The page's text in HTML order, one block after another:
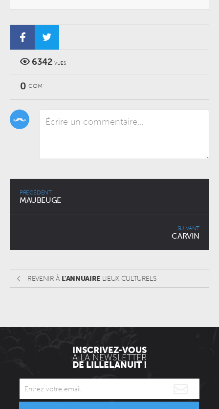
6342 VUES
0 COM'
PRÉCÉDENT
MAUBEUGE
SUIVANT
CARVIN
REVENIR À L'ANNUAIRE LIEUX CULTURELS
INSCRIVEZ-VOUS
À LA NEWSLETTER
DE LILLELANUIT !